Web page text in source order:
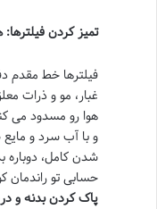
تمیز کردن فیلترها: هر ۲-۴
فیلترها خط مقدم
غبار، مو و ذرات
هوا رو مسدود می
و با آب سرد و
شدن کامل، دوباره
حسابی تو راندمان
پاک کردن بدنه و